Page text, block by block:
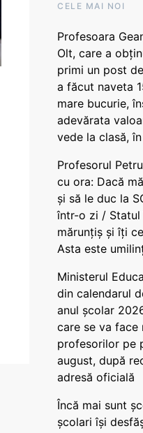
CELE MAI NOI
Profesoara
Olt, care a
primi un post
a făcut naveta
mare bucurie,
adevărata
vede la clasă,
Profesorul
cu ora: Dacă
și să le duc la
într-o zi / Statul
mărunțiș și îți
Asta este
Ministerul
din calendarul
anul școlar
care se va face
profesorilor pe
august, după
adresă oficială
Încă mai sunt
școlari își